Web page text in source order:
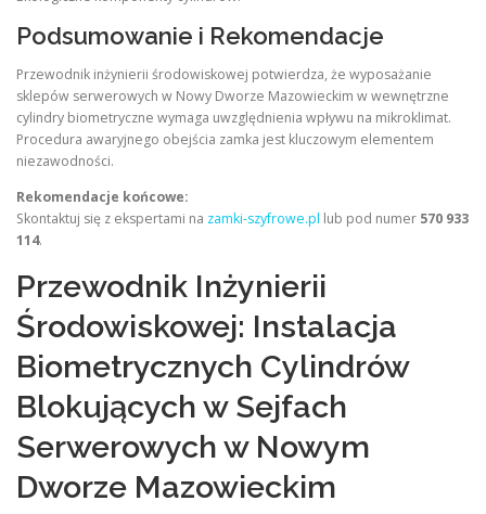
Podsumowanie i Rekomendacje
Przewodnik inżynierii środowiskowej potwierdza, że wyposażanie
sklepów serwerowych w Nowy Dworze Mazowieckim w wewnętrzne
cylindry biometryczne wymaga uwzględnienia wpływu na mikroklimat.
Procedura awaryjnego obejścia zamka jest kluczowym elementem
niezawodności.
Rekomendacje końcowe:
Skontaktuj się z ekspertami na zamki-szyfrowe.pl lub pod numer 570 933
114.
Przewodnik Inżynierii
Środowiskowej: Instalacja
Biometrycznych Cylindrów
Blokujących w Sejfach
Serwerowych w Nowym
Dworze Mazowieckim